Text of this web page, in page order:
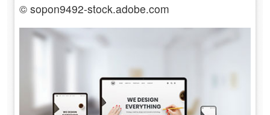
© sopon9492-stock.adobe.com